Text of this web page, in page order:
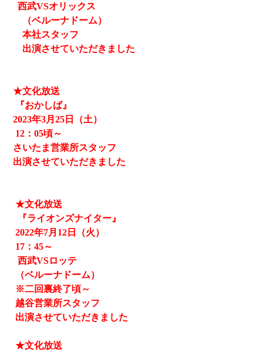
西武VSオリックス
（ベルーナドーム）
本社スタッフ
出演させていただきました
★文化放送
『おかしば』
2023年3月25日（土）
12 ：05頃～
さいたま営業所スタッフ
出演させていただきました
★文化放送
『ライオンズナイター』
2022年7月 12 日（火）
17 ：45～
西武VSロッテ
（ベルーナドーム）
※二回裏終了頃～
越谷営業所スタッフ
出演させていただきました
★文化放送